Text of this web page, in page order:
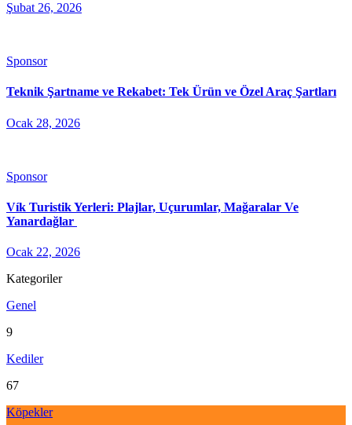
Şubat 26, 2026
Sponsor
Teknik Şartname ve Rekabet: Tek Ürün ve Özel Araç Şartları
Ocak 28, 2026
Sponsor
Vík Turistik Yerleri: Plajlar, Uçurumlar, Mağaralar Ve
Yanardağlar
Ocak 22, 2026
Kategoriler
Genel
9
Kediler
67
Köpekler